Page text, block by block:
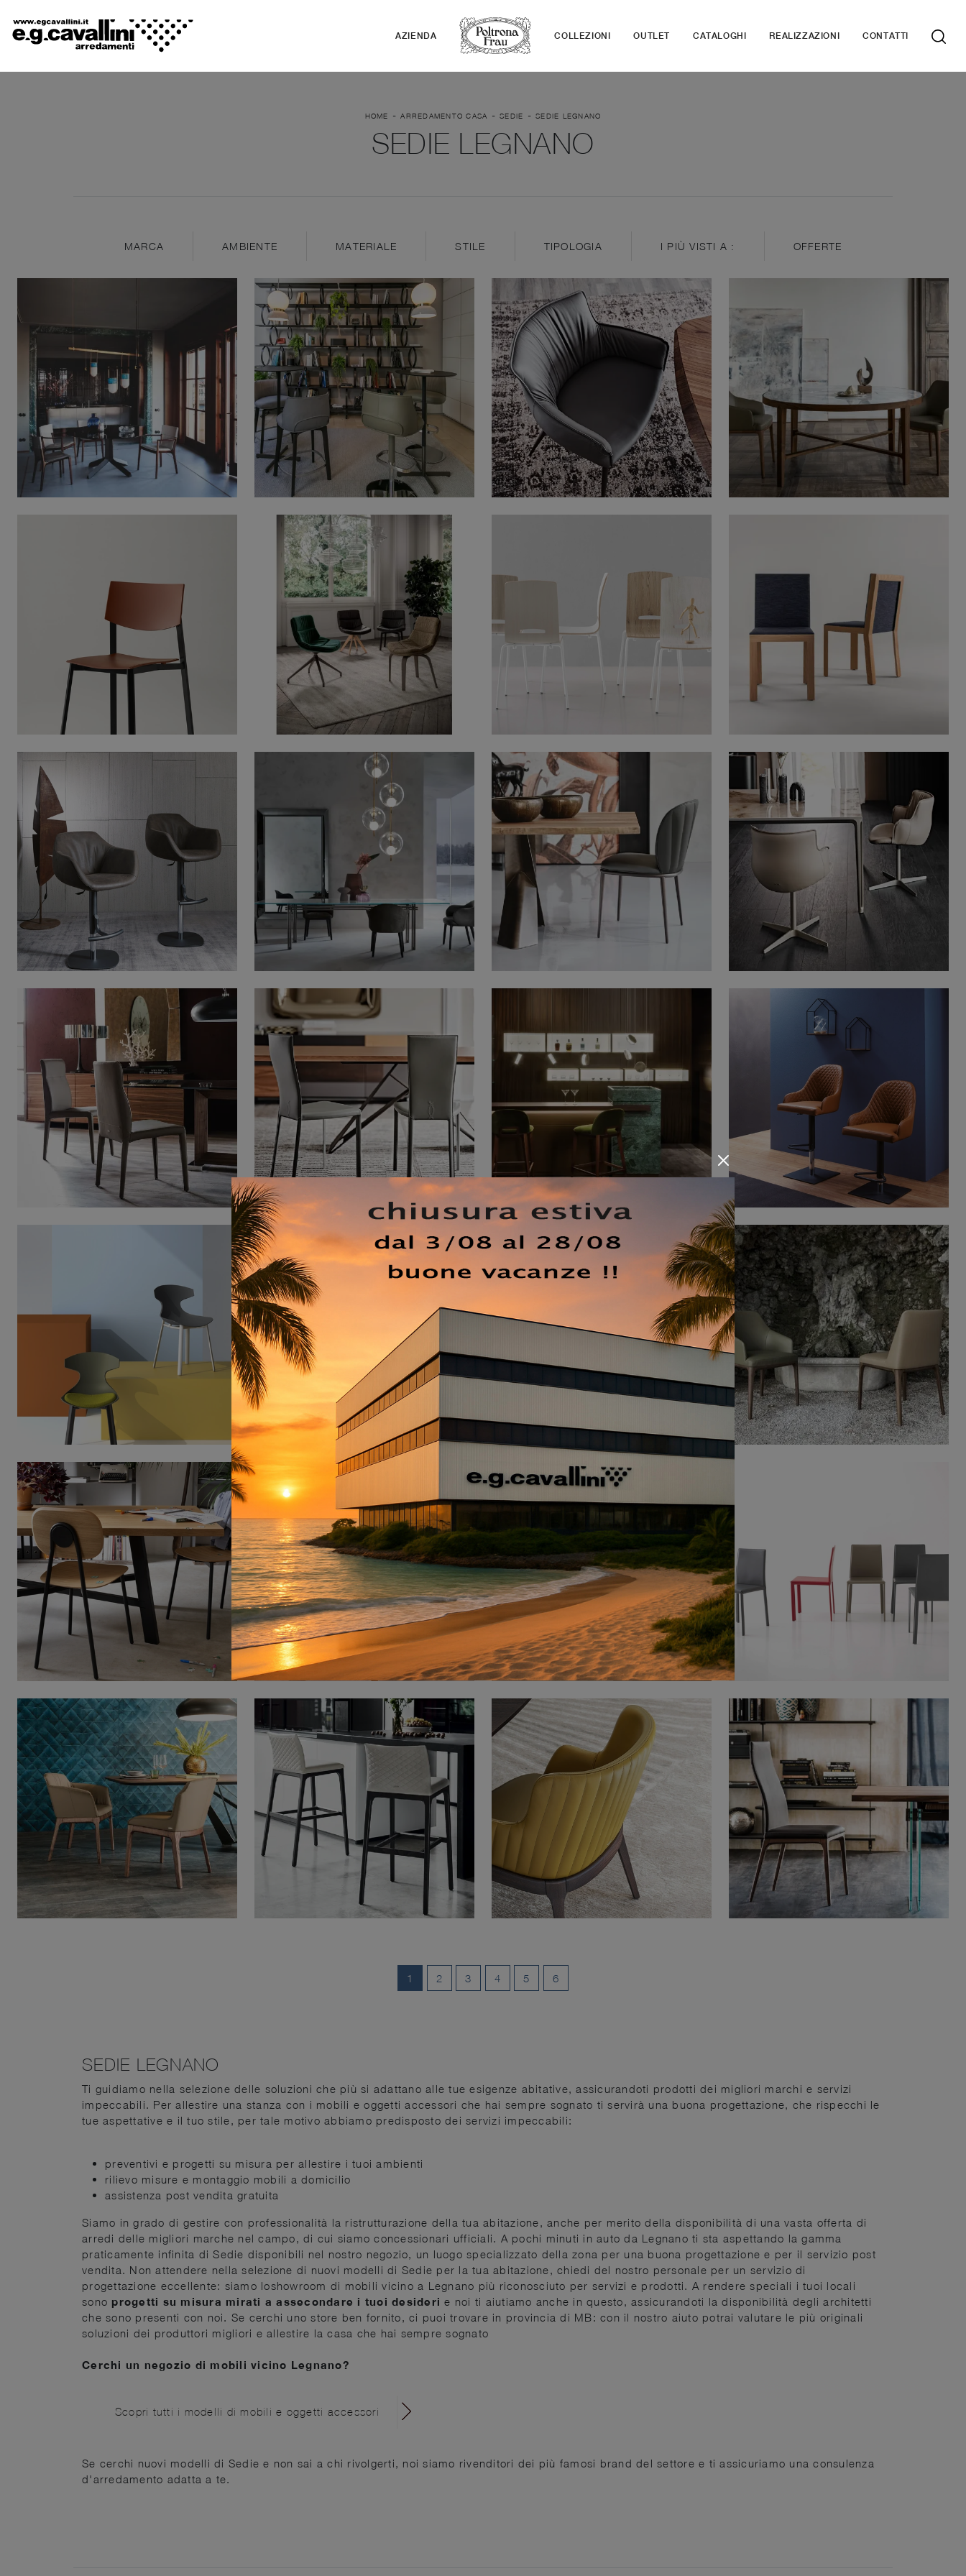
AZIENDA COLLEZIONI OUTLET CATALOGHI REALIZZAZIONI CONTATTI
HOME -ARREDAMENTO CASA -SEDIE -SEDIE LEGNANO
SEDIE LEGNANO
MARCA AMBIENTE MATERIALE STILE TIPOLOGIA I PIÙ VISTI A : OFFERTE
1 2 3 4 5 6
SEDIE LEGNANO
Ti guidiamo nella selezione delle soluzioni che più si adattano alle tue esigenze abitative, assicurandoti prodotti dei migliori marchi e servizi
impeccabili. Per allestire una stanza con i mobili e oggetti accessori che hai sempre sognato ti servirà una buona progettazione, che rispecchi le
tue aspettative e il tuo stile, per tale motivo abbiamo predisposto dei servizi impeccabili:
preventivi e progetti su misura per allestire i tuoi ambienti
rilievo misure e montaggio mobili a domicilio
assistenza post vendita gratuita
Siamo in grado di gestire con professionalità la ristrutturazione della tua abitazione, anche per merito della disponibilità di una vasta offerta di
arredi delle migliori marche nel campo, di cui siamo concessionari ufficiali. A pochi minuti in auto da Legnano ti sta aspettando la gamma
praticamente infinita di Sedie disponibili nel nostro negozio, un luogo specializzato della zona per una buona progettazione e per il servizio post
vendita. Non attendere nella selezione di nuovi modelli di Sedie per la tua abitazione, chiedi del nostro personale per un servizio di
progettazione eccellente: siamo loshowroom di mobili vicino a Legnano più riconosciuto per servizi e prodotti. A rendere speciali i tuoi locali
sono progetti su misura mirati a assecondare i tuoi desideri e noi ti aiutiamo anche in questo, assicurandoti la disponibilità degli architetti
che sono presenti con noi. Se cerchi uno store ben fornito, ci puoi trovare in provincia di MB: con il nostro aiuto potrai valutare le più originali
soluzioni dei produttori migliori e allestire la casa che hai sempre sognato
Cerchi un negozio di mobili vicino Legnano?
Scopri tutti i modelli di mobili e oggetti accessori
Se cerchi nuovi modelli di Sedie e non sai a chi rivolgerti, noi siamo rivenditori dei più famosi brand del settore e ti assicuriamo una consulenza
d'arredamento adatta a te.